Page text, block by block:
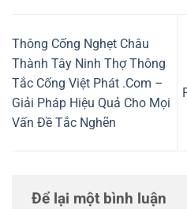
Thông Cống Nghẹt Châu
Thành Tây Ninh Thợ Thông
Tắc Cống Việt Phát .Com –
Giải Pháp Hiệu Quả Cho Mọi
Vấn Đề Tắc Nghẽn
Để lại một bình luận